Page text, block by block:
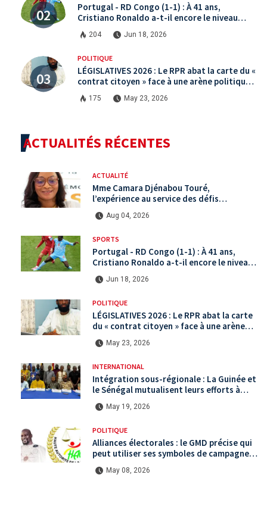
Portugal - RD Congo (1-1) : À 41 ans,
Cristiano Ronaldo a-t-il encore le niveau
international ?
204 Jun 18, 2026
POLITIQUE
LÉGISLATIVES 2026 : Le RPR abat la carte du «
contrat citoyen » face à une arène politique
saturée.
175 May 23, 2026
ACTUALITÉS RÉCENTES
ACTUALITÉ
Mme Camara Djénabou Touré,
l’expérience au service des défis
territoriaux sous la 5ème République
Aug 04, 2026
SPORTS
Portugal - RD Congo (1-1) : À 41 ans,
Cristiano Ronaldo a-t-il encore le niveau
international ?
Jun 18, 2026
POLITIQUE
LÉGISLATIVES 2026 : Le RPR abat la carte
du « contrat citoyen » face à une arène
politique saturée.
May 23, 2026
INTERNATIONAL
Intégration sous-régionale : La Guinée et
le Sénégal mutualisent leurs efforts à
Koundara via le programme RéZo
May 19, 2026
POLITIQUE
Alliances électorales : le GMD précise qui
peut utiliser ses symboles de campagne
avant le scrutin du 31 mai
May 08, 2026